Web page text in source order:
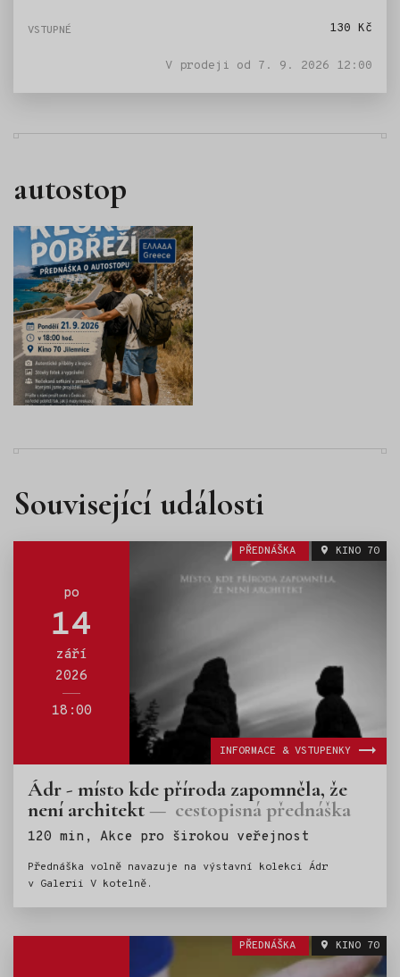
130 Kč
V prodeji od 7. 9. 2026 12:00
autostop
Související události
po
14
září
2026
18:00
PŘEDNÁŠKA KINO 70
Ádr - místo kde příroda zapomněla, že
není architekt cestopisná přednáška
120 min, Akce pro širokou veřejnost
Přednáška volně navazuje na výstavní kolekci Ádr
v Galerii V kotelně.
INFORMACE & VSTUPENKY
PŘEDNÁŠKA KINO 70